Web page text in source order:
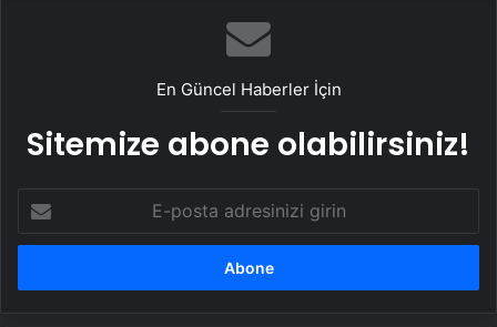
En Güncel Haberler İçin
Sitemize abone olabilirsiniz!
posta
adresinizi